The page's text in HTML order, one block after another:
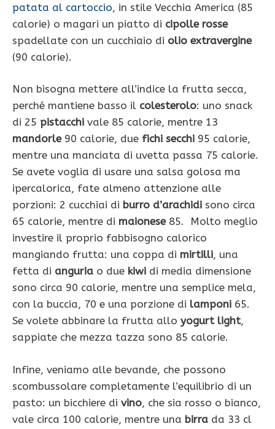
patata al cartoccio, in stile Vecchia America (85
calorie) o magari un piatto di cipolle rosse
spadellate con un cucchiaio di olio extravergine
(90 calorie).
Non bisogna mettere all’indice la frutta secca,
perché mantiene basso il colesterolo: uno snack
di 25 pistacchi vale 85 calorie, mentre 13
mandorle90 calorie, due fichi secchi 95 calorie,
mentre una manciata di uvetta passa 75 calorie.
Se avete voglia di usare una salsa golosa ma
ipercalorica, fate almeno attenzione alle
porzioni: 2 cucchiai di burro d’arachidi sono circa
65 calorie, mentre di maionese 85. Molto meglio
investire il proprio fabbisogno calorico
mangiando frutta: una coppa di mirtilli, una
fetta di anguria o due kiwi di media dimensione
sono circa 90 calorie, mentre una semplice mela,
con la buccia, 70 e una porzione di lamponi 65.
Se volete abbinare la frutta allo yogurt light,
sappiate che mezza tazza sono 85 calorie.
Infine, veniamo alle bevande, che possono
scombussolare completamente l’equilibrio di un
pasto: un bicchiere di vino, che sia rosso o bianco,
vale circa 100 calorie, mentre una birra da 33 cl